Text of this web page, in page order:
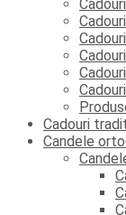
Cadouri
Candele